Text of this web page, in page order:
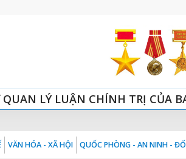
QUAN LÝ LUẬN CHÍNH TRỊ CỦA
VĂN HÓA - XÃ HỘI QUỐC PHÒNG - AN NINH -